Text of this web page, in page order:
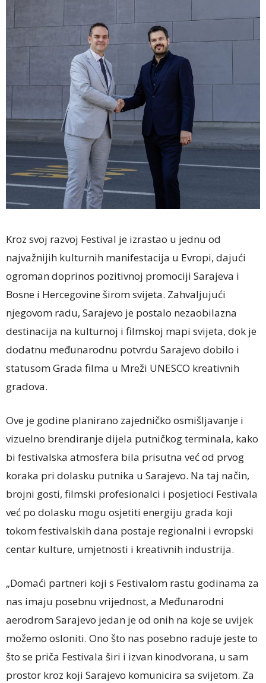
Kroz svoj razvoj Festival je izrastao u jednu od
najvažnijih kulturnih manifestacija u Evropi, dajući
ogroman doprinos pozitivnoj promociji Sarajeva i
Bosne i Hercegovine širom svijeta. Zahvaljujući
njegovom radu, Sarajevo je postalo nezaobilazna
destinacija na kulturnoj i filmskoj mapi svijeta, dok je
dodatnu međunarodnu potvrdu Sarajevo dobilo i
statusom Grada filma u Mreži UNESCO kreativnih
gradova.
Ove je godine planirano zajedničko osmišljavanje i
vizuelno brendiranje dijela putničkog terminala, kako
bi festivalska atmosfera bila prisutna već od prvog
koraka pri dolasku putnika u Sarajevo. Na taj način,
brojni gosti, filmski profesionalci i posjetioci Festivala
već po dolasku mogu osjetiti energiju grada koji
tokom festivalskih dana postaje regionalni i evropski
centar kulture, umjetnosti i kreativnih industrija.
„Domaći partneri koji s Festivalom rastu godinama za
nas imaju posebnu vrijednost, a Međunarodni
aerodrom Sarajevo jedan je od onih na koje se uvijek
možemo osloniti. Ono što nas posebno raduje jeste to
što se priča Festivala širi i izvan kinodvorana, u sam
prostor kroz koji Sarajevo komunicira sa svijetom. Za